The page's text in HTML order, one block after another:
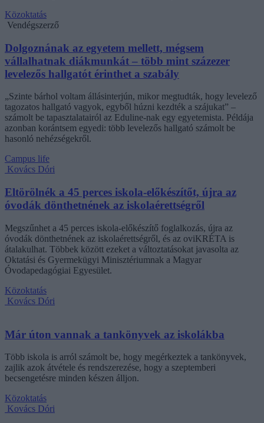
Közoktatás
Vendégszerző
Dolgoznának az egyetem mellett, mégsem
vállalhatnak diákmunkát – több mint százezer
levelezős hallgatót érinthet a szabály
„Szinte bárhol voltam állásinterjún, mikor megtudták, hogy levelező
tagozatos hallgató vagyok, egyből húzni kezdték a szájukat” –
számolt be tapasztalatairól az Eduline-nak egy egyetemista. Példája
azonban korántsem egyedi: több levelezős hallgató számolt be
hasonló nehézségekről.
Campus life
Kovács Dóri
Eltörölnék a 45 perces iskola-előkészítőt, újra az
óvodák dönthetnének az iskolaérettségről
Megszűnhet a 45 perces iskola-előkészítő foglalkozás, újra az
óvodák dönthetnének az iskolaérettségről, és az oviKRÉTA is
átalakulhat. Többek között ezeket a változtatásokat javasolta az
Oktatási és Gyermekügyi Minisztériumnak a Magyar
Óvodapedagógiai Egyesület.
Közoktatás
Kovács Dóri
Már úton vannak a tankönyvek az iskolákba
Több iskola is arról számolt be, hogy megérkeztek a tankönyvek,
zajlik azok átvétele és rendszerezése, hogy a szeptemberi
becsengetésre minden készen álljon.
Közoktatás
Kovács Dóri